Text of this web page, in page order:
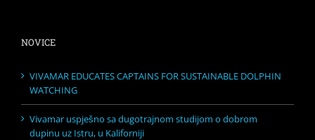
NOVICE
VIVAMAR EDUCATES CAPTAINS FOR SUSTAINABLE DOLPHIN
WATCHING
Vivamar uspješno sa dugotrajnom studijom o dobrom
dupinu uz Istru, u Kaliforniji